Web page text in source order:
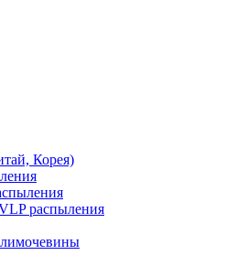
Корея)
распыления